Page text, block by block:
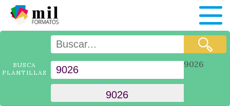
BUSCA
PLANTILLAS
9026